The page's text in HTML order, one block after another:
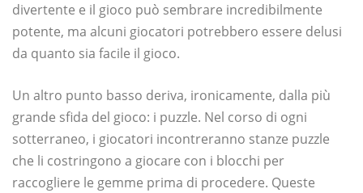
divertente e il gioco può sembrare incredibilmente
potente, ma alcuni giocatori potrebbero essere delusi
da quanto sia facile il gioco.
Un altro punto basso deriva, ironicamente, dalla più
grande sfida del gioco: i puzzle. Nel corso di ogni
sotterraneo, i giocatori incontreranno stanze puzzle
che li costringono a giocare con i blocchi per
raccogliere le gemme prima di procedere. Queste